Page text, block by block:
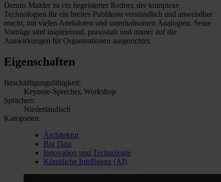
Dennis Mulder ist ein begeisterter Redner, der komplexe
Technologien für ein breites Publikum verständlich und anwendbar
macht, mit vielen Anekdoten und unterhaltsamen Analogien. Seine
Vorträge sind inspirierend, praxisnah und immer auf die
Auswirkungen für Organisationen ausgerichtet.
Eigenschaften
Beschäftigungsfähigkeit:
Keynote-Sprecher, Workshop
Sprachen:
Niederländisch
Kategorien:
Architektur
Big Data
Innovation und Technologie
Künstliche Intelligenz (AI)